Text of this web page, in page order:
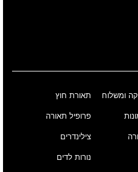
ומשלוח תאורת חוץ
פרופיל תאורה
צילינדרים
נורות לדים